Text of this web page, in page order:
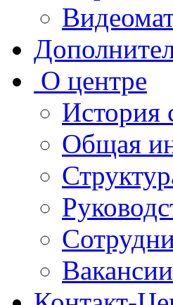
О центре
Общая
Вакансии